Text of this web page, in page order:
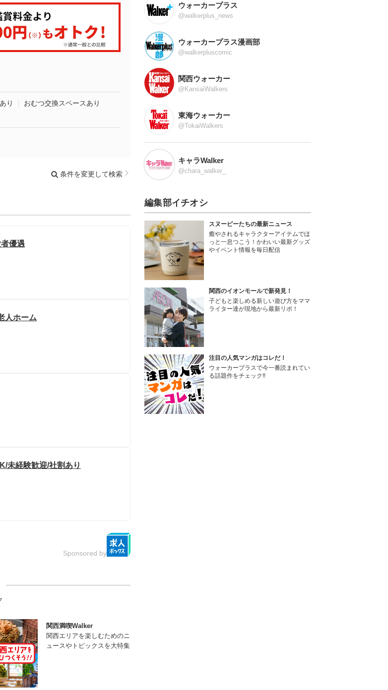
り
おむつ交換スペースあり
条件を変更して検索
優遇
人ホーム
未経験歓迎/社割あり
Sponsored by
関西満喫Walker
関西エリアを楽しむためのニ
ュースやトピックスを大特集
ウォーカープラス
@walkerplus_news
ウォーカープラス漫画部
@walkerpluscomic
関西ウォーカー
@KansaiWalkers
東海ウォーカー
@TokaiWalkers
キャラWalker
@chara_walker_
編集部イチオシ
スヌーピーたちの最新ニュース
癒やされるキャラクターアイテムでほ
っと一息つこう！かわいい最新グッズ
やイベント情報を毎日配信
関西のイオンモールで新発見！
子どもと楽しめる新しい遊び方をママ
ライター達が現地から最新リポ！
注目の人気マンガはコレだ！
ウォーカープラスで今一番読まれてい
る話題作をチェック!!